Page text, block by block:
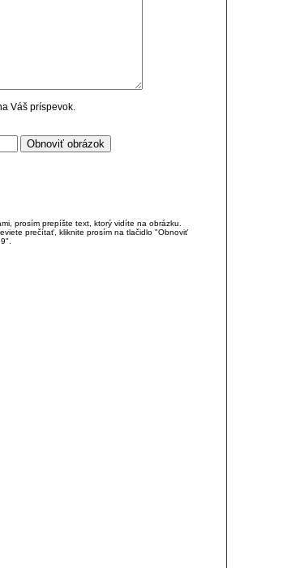
Váš príspevok.
prosím prepíšte text, ktorý vidíte na obrázku.
prečítať, kliknite prosím na tlačidlo "Obnoviť